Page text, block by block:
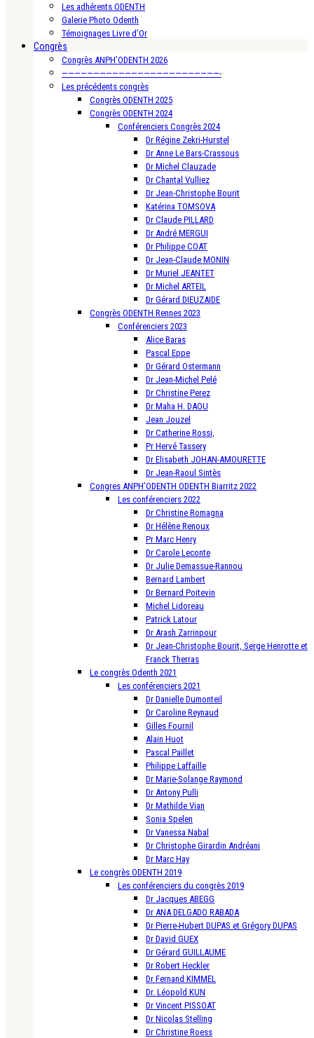
Les adhérents ODENTH
Galerie Photo Odenth
Témoignages Livre d’Or
Congrès
Congrès ANPH’ODENTH 2026
—————————————————————————-
Les précédents congrès
Congrès ODENTH 2025
Congrès ODENTH 2024
Conférenciers Congrès 2024
Dr Régine Zekri-Hurstel
Dr Anne Le Bars-Crassous
Dr Michel Clauzade
Dr Chantal Vulliez
Dr Jean-Christophe Bourit
Katérina TOMSOVA
Dr Claude PILLARD
Dr André MERGUI
Dr Philippe COAT
Dr Jean-Claude MONIN
Dr Muriel JEANTET
Dr Michel ARTEIL
Dr Gérard DIEUZAIDE
Congrès ODENTH Rennes 2023
Conférenciers 2023
Alice Baras
Pascal Eppe
Dr Gérard Ostermann
Dr Jean-Michel Pelé
Dr Christine Perez
Dr Maha H. DAOU
Jean Jouzel
Dr Catherine Rossi,
Pr Hervé Tassery
Dr Elisabeth JOHAN-AMOURETTE
Dr Jean-Raoul Sintès
Congres ANPH’ODENTH ODENTH Biarritz 2022
Les conférenciers 2022
Dr Christine Romagna
Dr Hélène Renoux
Pr Marc Henry
Dr Carole Leconte
Dr Julie Demassue-Rannou
Bernard Lambert
Dr Bernard Poitevin
Michel Lidoreau
Patrick Latour
Dr Arash Zarrinpour
Dr Jean-Christophe Bourit, Serge Henrotte et
Franck Therras
Le congrès Odenth 2021
Les conférenciers 2021
Dr Danielle Dumonteil
Dr Caroline Reynaud
Gilles Fournil
Alain Huot
Pascal Paillet
Philippe Laffaille
Dr Marie-Solange Raymond
Dr Antony Pulli
Dr Mathilde Vian
Sonia Spelen
Dr Vanessa Nabal
Dr Christophe Girardin Andréani
Dr Marc Hay
Le congrès ODENTH 2019
Les conférenciers du congrès 2019
Dr Jacques ABEGG
Dr ANA DELGADO RABADA
Dr Pierre-Hubert DUPAS et Grégory DUPAS
Dr David GUEX
Dr Gérard GUILLAUME
Dr Robert Heckler
Dr Fernand KIMMEL
Dr. Léopold KUN
Dr Vincent PISSOAT
Dr Nicolas Stelling
Dr Christine Roess